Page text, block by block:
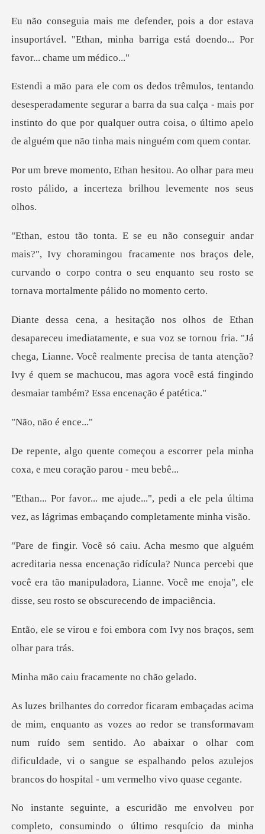
estava
insuportável. "Ethan, minha barriga e
gurar a barra da sua calça - mais por
instinto do que por qualquer outra c
o olhar para meu
rosto pálido, a incer
oramingou fracamente nos braços dele,
curvando o corpo contra o seu
se tornou fria. "Já
chega, Lianne. Você realmente precisa de tanta atenção?
Ivy é que
não é
a escorrer pela minha
coxa, e
edi a ele pela última
vez, as lágrimas
encenação ridícula? Nunca percebi que
você era tão manipuladora, Lianne
i embora com Ivy nos bra
fracamente no
dor se transformavam
num ruído sem sentido. Ao abaixar o olhar com
dificuldade, vi o sa
envolveu por
completo, consumindo o ú